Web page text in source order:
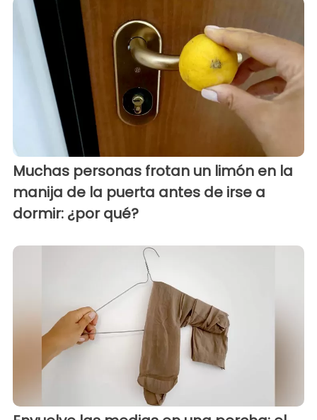
Muchas personas frotan un limón en la
manija de la puerta antes de irse a
dormir: ¿por qué?